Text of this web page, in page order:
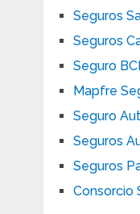
Seguros
Seguros
Seguro
Mapfre
Seguro
Seguros
Seguros
Consorcio